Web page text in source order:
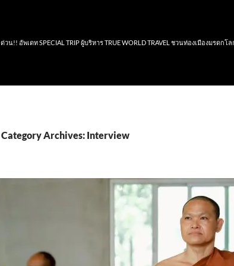
ด่วน!! อัพเดท SPECIAL TRIP ผู้บริหาร TRUE WORLD TRAVEL ชวนท่องเมืองมรดกโล
Category Archives: Interview